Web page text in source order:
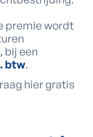
premie wordt
bij een
btw.
hier gratis